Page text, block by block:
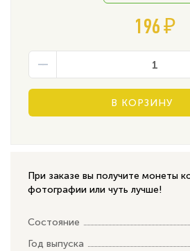
196 ₽
В КОРЗИНУ
При заказе вы получите монеты
фотографии или чуть лучше!
Состояние
Год выпуска